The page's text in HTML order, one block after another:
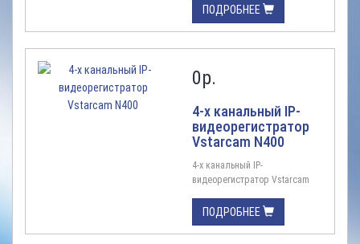
профессиональных
видеосистем с увеличенным
архивом Цифровая система, IP,
H.265, 32 каналов видео/ 32
на канал, 2HDD, вых ...
ПОДРОБНЕЕ
0р.
4-х канальный IP-
видеорегистратор
Vstarcam N400
4-х канальный IP-
видеорегистратор Vstarcam
разработан для записи,
хранения, отображения и
воспроизведения видео с 4 IP-
ПОДРОБНЕЕ